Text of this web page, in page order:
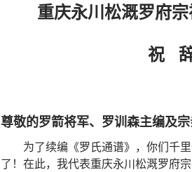
重庆永川松溉罗府
祝
尊敬的罗箭将军、罗训森主编及宗
为了续编《罗氏通谱》，你们千
了！在此，我代表重庆永川松溉罗府